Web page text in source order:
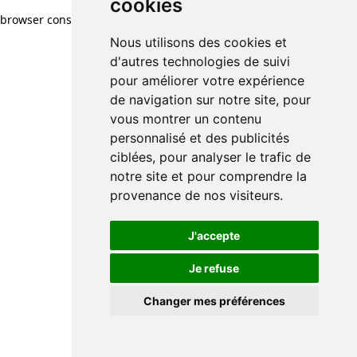
cookies
Nous utilisons des cookies et
d'autres technologies de suivi
pour améliorer votre expérience
de navigation sur notre site, pour
vous montrer un contenu
personnalisé et des publicités
ciblées, pour analyser le trafic de
notre site et pour comprendre la
provenance de nos visiteurs.
J'accepte
Je refuse
Changer mes préférences
browser console for more information)